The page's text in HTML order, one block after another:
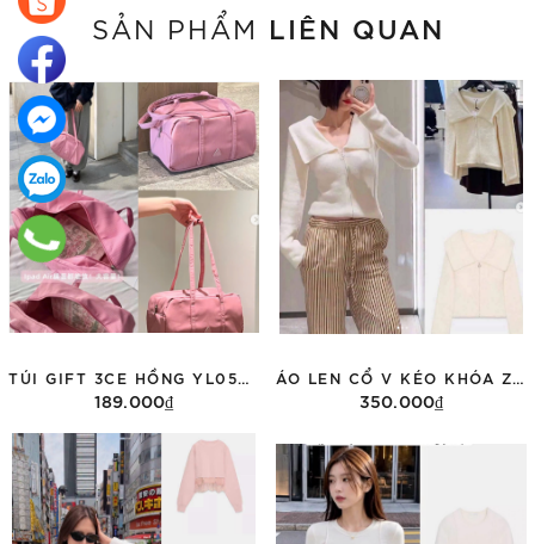
SẢN PHẨM LIÊN QUAN
189.000₫
Thêm vào giỏ hàng
350.000₫
Tùy chọn